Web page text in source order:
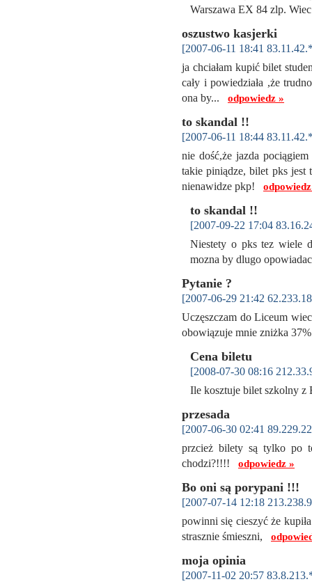
Warszawa EX 84 zlp.
oszustwo kasjerki
[2007-06-11 18:41
ja chciałam kupić bilet
cały i powiedziała ,że
ona by... odpowiedz »
to skandal !!
[2007-06-11 18:44
nie dość,że jazda
takie piniądze, bilet pks jest
nienawidze pkp!
to skandal !!
[2007-09-22 17:04
Niestety o pks tez wiele
mozna by dlugo
Pytanie ?
[2007-06-29 21:42
Uczęszczam do Liceum
obowiązuje mnie zniżka
Cena biletu
[2008-07-30 08:16
Ile kosztuje bilet szkolny
przesada
[2007-06-30 02:41
przcież bilety są tylko po
chodzi?!!!! odpowiedz »
Bo oni są porypani !!!
[2007-07-14 12:18
powinni się cieszyć że
strasznie śmieszni,
moja opinia
[2007-11-02 20:57